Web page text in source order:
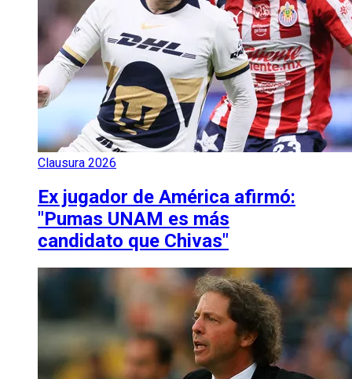
Clausura 2026
Ex jugador de América afirmó:
"Pumas UNAM es más
candidato que Chivas"